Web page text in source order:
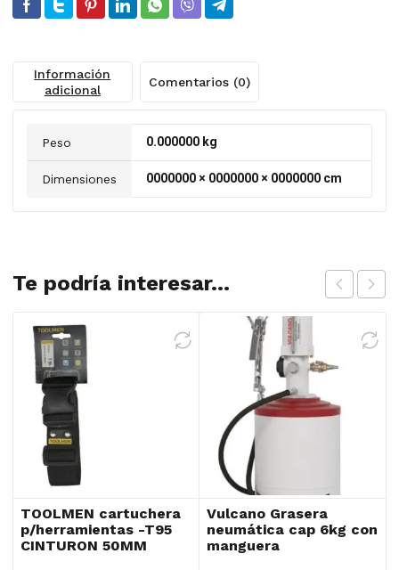
Información
adicional
Comentarios (0)
Peso 0.000000 kg
Dimensiones 0000000 × 0000000 × 0000000 cm
Te podría interesar...
TOOLMEN cartuchera
p/herramientas -T95
CINTURON 50MM
Vulcano Grasera
neumática cap 6kg con
manguera